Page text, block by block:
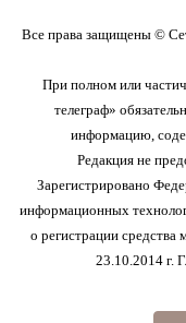
Все права защищены ©
При полном или
телеграф»
информацию,
Редакция не
Зарегистрировано
информационных
о регистрации
23.10.2014 г.